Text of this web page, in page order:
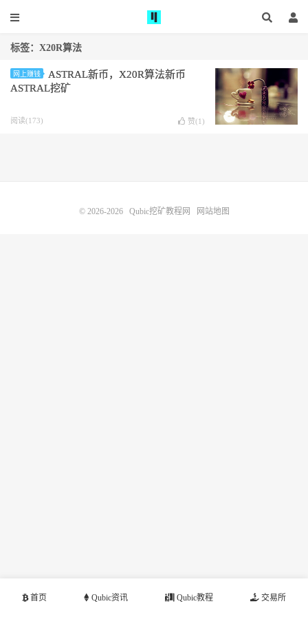
标签：X20R算法
网上赚钱
ASTRAL新币，X20R算法新币
ASTRAL挖矿
阅读(173) 赞(1 )
首页 Qubic资讯 Qubic教程 交易所
© 2026-2026 Qubic挖矿教程网 网站地图